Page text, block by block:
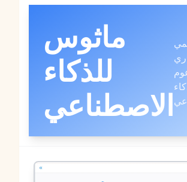
ماثوس
للذكاء
الاصطناعي